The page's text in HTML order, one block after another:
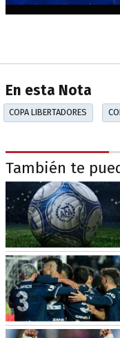
En esta Nota
COPA LIBERTADORES
También te